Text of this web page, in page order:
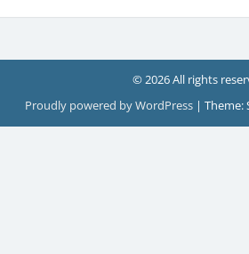
© 2026 All rights
Proudly powered by WordPress | Theme: